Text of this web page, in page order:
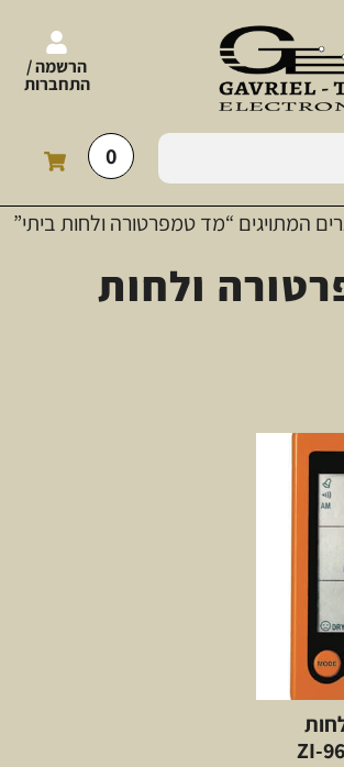
הרשמה /
התחברות
0
המתויגים “מד טמפרטורה ולחות ביתי”
ולחות